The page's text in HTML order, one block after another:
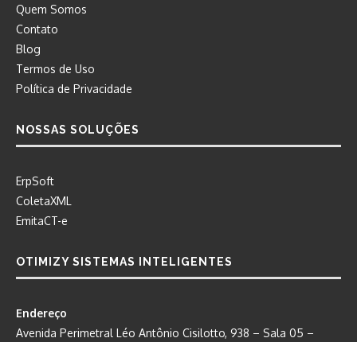
Quem Somos
Contato
Blog
Termos de Uso
Política de Privacidade
NOSSAS SOLUÇÕES
ErpSoft
ColetaXML
EmitaCT-e
OTIMIZY SISTEMAS INTELIGENTES
Endereço
Avenida Perimetral Léo Antônio Cisilotto, 938 – Sala 05 –